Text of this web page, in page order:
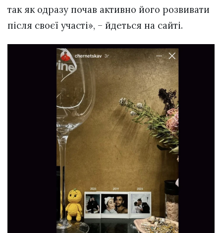
так як одразу почав активно його розвивати
після своєї участі», – йдеться на сайті.